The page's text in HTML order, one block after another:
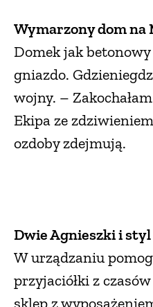
Wymarzony dom na
Domek jak
gniazdo.
wojny. –
Ekipa ze
ozdoby zdejmują.
Dwie Agnieszki i
W urządzaniu
przyjaciółki z
sklep z